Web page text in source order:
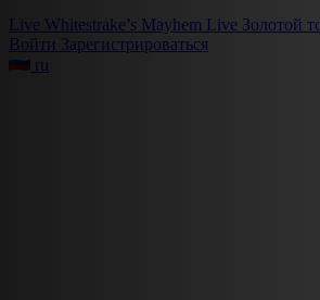
Live Whitestrake’s Mayhem Live Золотой
Войти Зарегистрироваться
ru